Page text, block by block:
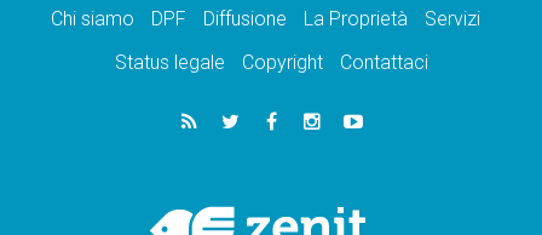
Chi siamo DPF Diffusione La Proprietà
Servizi
Status legale
Copyright Contattaci